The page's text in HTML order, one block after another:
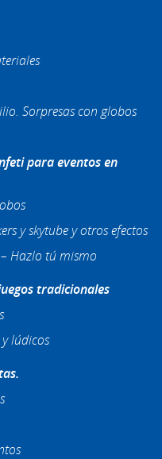
Sorpresas con globos
para eventos en
y skytube y otros efectos
Hazlo tú mismo
tradicionales
lúdicos